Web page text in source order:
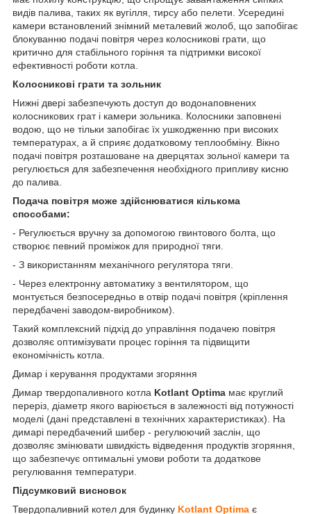
видів палива, таких як вугілля, тирсу або пелети. Усередині
камери встановлений знімний металевий жолоб, що запобігає
блокуванню подачі повітря через колосникові грати, що
критично для стабільного горіння та підтримки високої
ефективності роботи котла.
Колосникові грати та зольник
Нижні двері забезпечують доступ до водонаповнених
колосникових грат і камери зольника. Колосники заповнені
водою, що не тільки запобігає їх ушкодженню при високих
температурах, а й сприяє додатковому теплообміну. Вікно
подачі повітря розташоване на дверцятах зольної камери та
регулюється для забезпечення необхідного припливу кисню
до палива.
Подача повітря може здійснюватися кількома
способами:
- Регулюється вручну за допомогою гвинтового болта, що
створює певний проміжок для природної тяги.
- З використанням механічного регулятора тяги.
- Через електронну автоматику з вентилятором, що
монтується безпосередньо в отвір подачі повітря (кріплення
передбачені заводом-виробником).
Такий комплексний підхід до управління подачею повітря
дозволяє оптимізувати процес горіння та підвищити
економічність котла.
Димар і керування продуктами згоряння
Димар твердопаливного котла Kotlant Optima має круглий
переріз, діаметр якого варіюється в залежності від потужності
моделі (дані представлені в технічних характеристиках). На
димарі передбачений шибер - регулюючий заслін, що
дозволяє змінювати швидкість відведення продуктів згоряння,
що забезпечує оптимальні умови роботи та додаткове
регулювання температури.
Підсумковий висновок
Твердопаливний котел для будинку Kotlant Optima є